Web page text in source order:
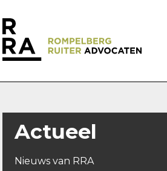
Actueel
Nieuws van RRA